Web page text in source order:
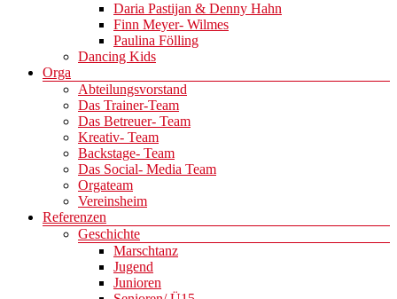
Daria Pastijan & Denny Hahn
Finn Meyer- Wilmes
Paulina Fölling
Dancing Kids
Orga
Abteilungsvorstand
Das Trainer-Team
Das Betreuer- Team
Kreativ- Team
Backstage- Team
Das Social- Media Team
Orgateam
Vereinsheim
Referenzen
Geschichte
Marschtanz
Jugend
Junioren